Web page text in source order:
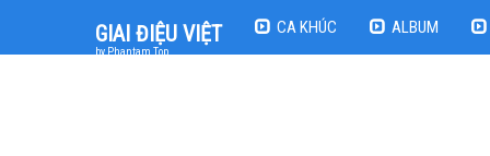
GIAI ĐIỆU VIỆT
by Phantam Top
CA KHÚC ALBUM